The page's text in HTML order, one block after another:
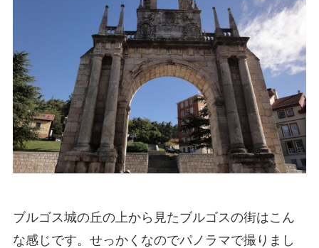
ブルゴス城の丘の上から見たブルゴスの街はこん
な感じです。せっかくなのでパノラマで撮りまし